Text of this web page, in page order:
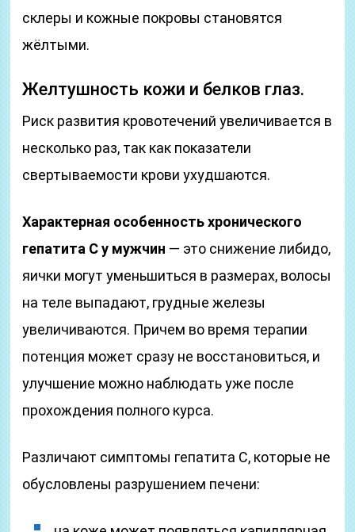
склеры и кожные покровы становятся
жёлтыми.
Желтушность кожи и белков глаз.
Риск развития кровотечений увеличивается в
несколько раз, так как показатели
свертываемости крови ухудшаются.
Характерная особенность хронического
гепатита С у мужчин — это снижение либидо,
яички могут уменьшиться в размерах, волосы
на теле выпадают, грудные железы
увеличиваются. Причем во время терапии
потенция может сразу не восстановиться, и
улучшение можно наблюдать уже после
прохождения полного курса.
Различают симптомы гепатита С, которые не
обусловлены разрушением печени: